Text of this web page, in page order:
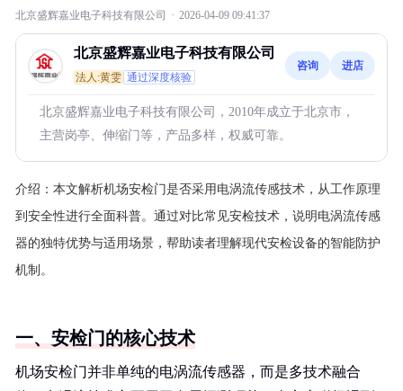
北京盛辉嘉业电子科技有限公司 · 2026-04-09 09:41:37
北京盛辉嘉业电子科技有限公司
法人:黄雯 通过深度核验
咨询 进店
北京盛辉嘉业电子科技有限公司，2010年成立于北京市，
主营岗亭、伸缩门等，产品多样，权威可靠。
介绍： 本文解析机场安检门是否采用电涡流传感技术，从工作原理
到安全性进行全面科普。通过对比常见安检技术，说明电涡流传感
器的独特优势与适用场景，帮助读者理解现代安检设备的智能防护
机制。
一、安检门的核心技术
机场安检门并非单纯的电涡流传感器，而是多技术融合